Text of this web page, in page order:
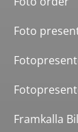
Foto
Framkalla